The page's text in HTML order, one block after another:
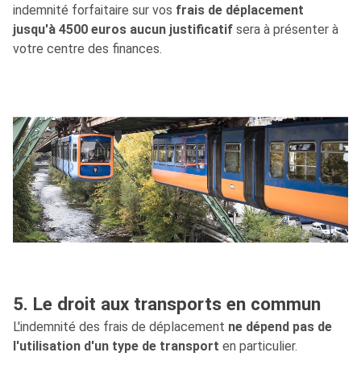
indemnité forfaitaire sur vos frais de déplacement
jusqu'à 4500 euros aucun justificatif sera à présenter à
votre centre des finances.
5. Le droit aux transports en commun
L'indemnité des frais de déplacement ne dépend pas de
l'utilisation d'un type de transport en particulier.